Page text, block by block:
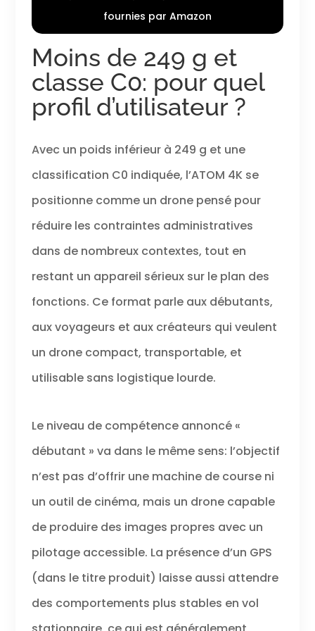
transporter dans votre poche
lors de votre prochain voyage, il
n'est pas nécessaire de
l'enregistrer dans la plupart des
pays. Profitez instantanément
de votre vol sans souci et sans
attente. 𝐏𝐢𝐱𝐒𝐲𝐧𝐜 𝟑.𝟎: 𝐓𝐫𝐚𝐧𝐬𝐦𝐢𝐬𝐬𝐢𝐨𝐧
technologie PixSync 3.0 de
ATOM peut atteindre une plage
de transmission vidéo fluide de
𝟔 𝐤𝐦, la prise de vue plus stable,
et une faible latence pour la
permet de voyager plus loin
d'explorer davantage. 𝐌𝐨𝐝𝐞𝐬
𝐈𝐧𝐭𝐞𝐥𝐥𝐢𝐠𝐞𝐧𝐭𝐬 - 𝐐𝐮𝐢𝐜𝐤𝐒𝐡𝐨𝐭𝐬 dispose
de 5 modes de prise de vue:
Boomerang. Le drone enregistre
des vidéos selon le mode
sélectionné, puis génère une
courte vidéo qui sera
sauvegardée dans la carte SD. Il
donne à vos créations l'aspect
mode Suivi Visuel permet au
drone de détecter
intelligemment le sujet et de le
l'enregistrer et générer une
courte vidéo pendant le vol, ce
qui vous permet de capturer
des photos et des vidéos
précision. 𝟑𝟐 𝐌𝐢𝐧𝐬 𝐓𝐞𝐦𝐩𝐬 𝐝𝐞 𝐕𝐨𝐥
-Équipé d'une batterie
intelligente de 𝟐𝟐𝟑𝟎𝐦𝐀𝐡 avec une
durée de vol max. de 32 mins, il
vous offre des vols prolongés et
fournies par Amazon
Moins de 249 g et
classe C0: pour quel
profil d’utilisateur ?
Avec un poids inférieur à 249 g et une
classification C0 indiquée, l’ATOM 4K se
positionne comme un drone pensé pour
réduire les contraintes administratives
dans de nombreux contextes, tout en
restant un appareil sérieux sur le plan des
fonctions. Ce format parle aux débutants,
aux voyageurs et aux créateurs qui veulent
un drone compact, transportable, et
utilisable sans logistique lourde.
Le niveau de compétence annoncé «
débutant » va dans le même sens: l’objectif
n’est pas d’offrir une machine de course ni
un outil de cinéma, mais un drone capable
de produire des images propres avec un
pilotage accessible. La présence d’un GPS
(dans le titre produit) laisse aussi attendre
des comportements plus stables en vol